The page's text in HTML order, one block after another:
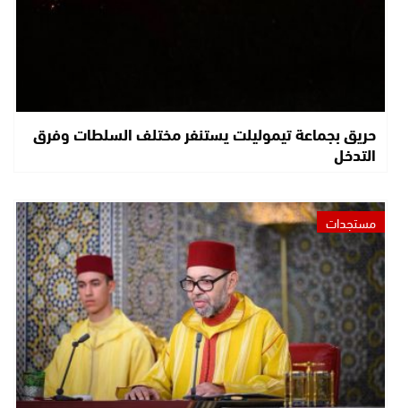
حريق بجماعة تيموليلت يستنفر مختلف السلطات وفرق
التدخل
مستجدات